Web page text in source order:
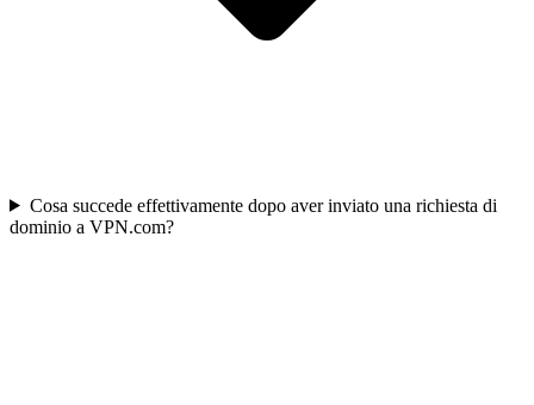
Cosa succede effettivamente dopo aver inviato una richiesta di
dominio a VPN.com?